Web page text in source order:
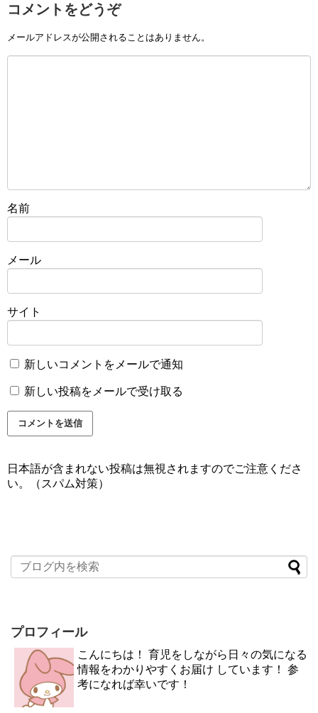
コメントをどうぞ
メールアドレスが公開されることはありません。
名前
メール
サイト
新しいコメントをメールで通知
新しい投稿をメールで受け取る
日本語が含まれない投稿は無視されますのでご注意くださ
い。（スパム対策）
プロフィール
こんにちは！ 育児をしながら日々の気になる
情報をわかりやすくお届け しています！ 参
考になれば幸いです！